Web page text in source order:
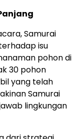
Samurai
isu
pohon di
30 pohon
yang telah
Samurai
lingkungan